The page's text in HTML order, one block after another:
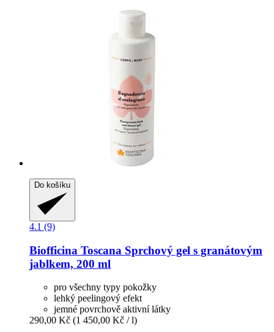
Do košíku
4.1 (9)
Biofficina Toscana Sprchový gel s granátovým
jablkem, 200 ml
pro všechny typy pokožky
lehký peelingový efekt
jemné povrchově aktivní látky
290,00 Kč (1 450,00 Kč / l)